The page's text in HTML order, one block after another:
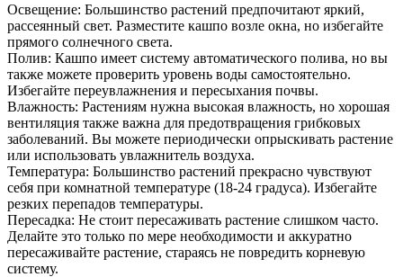
Освещение: Большинство растений предпочитают яркий,
рассеянный свет. Разместите кашпо возле окна, но избегайте
прямого солнечного света.
Полив: Кашпо имеет систему автоматического полива, но вы
также можете проверить уровень воды самостоятельно.
Избегайте переувлажнения и пересыхания почвы.
Влажность: Растениям нужна высокая влажность, но хорошая
вентиляция также важна для предотвращения грибковых
заболеваний. Вы можете периодически опрыскивать растение
или использовать увлажнитель воздуха.
Температура: Большинство растений прекрасно чувствуют
себя при комнатной температуре (18-24 градуса). Избегайте
резких перепадов температуры.
Пересадка: Не стоит пересаживать растение слишком часто.
Делайте это только по мере необходимости и аккуратно
пересаживайте растение, стараясь не повредить корневую
систему.